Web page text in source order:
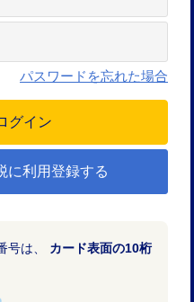
パスワードを忘れた場合
に利用登録する
号は、 カード表面の10桁